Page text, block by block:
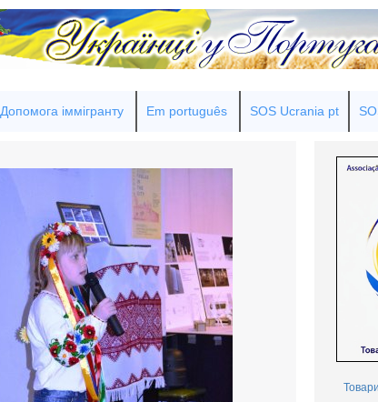
Допомога іммігранту Em português SOS Ucrania pt